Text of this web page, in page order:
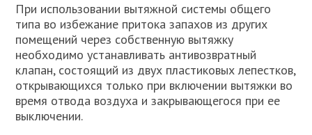
При использовании вытяжной системы общего
типа во избежание притока запахов из других
помещений через собственную вытяжку
необходимо устанавливать антивозвратный
клапан, состоящий из двух пластиковых лепестков,
открывающихся только при включении вытяжки во
время отвода воздуха и закрывающегося при ее
выключении.